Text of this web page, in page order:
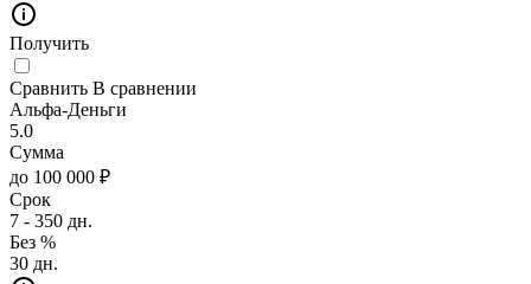
Получить
Сравнить В сравнении
Альфа-Деньги
5.0
Сумма
до 100 000 ₽
Срок
7 - 350 дн.
Без %
30 дн.